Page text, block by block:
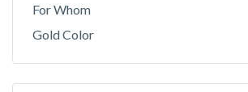
For Whom
Gold Color